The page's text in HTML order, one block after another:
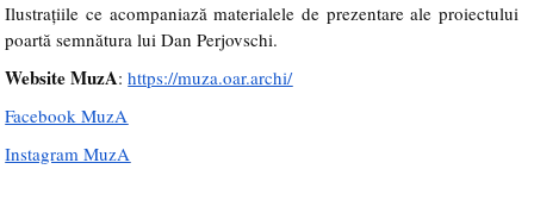
Ilustrațiile ce acompaniază materialele de prezentare ale proiectului
poartă semnătura lui Dan Perjovschi.
Website MuzA:https://muza.oar.archi/
Facebook MuzA
Instagram MuzA